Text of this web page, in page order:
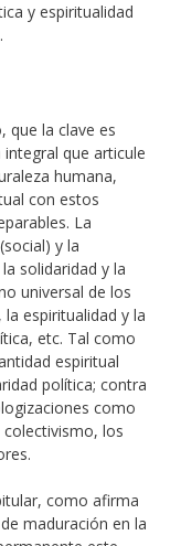
y espiritualidad
que la clave es
que articule
humana,
con estos
La
y la
solidaridad y la
universal de los
espiritualidad y la
etc. Tal como
espiritual
política; contra
como
los
como afirma
maduración en la